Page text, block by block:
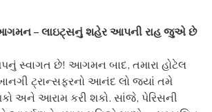
આગમન – લાઇટ્સનું શહેર આપની રાહ જુએ છે
સ્વાગત છે! આગમન બાદ, તમારા હોટેલ
ટ્રાન્સફરનો આનંદ લો જ્યાં તમે
અને આરામ કરી શકો. સાંજે, પેરિસની